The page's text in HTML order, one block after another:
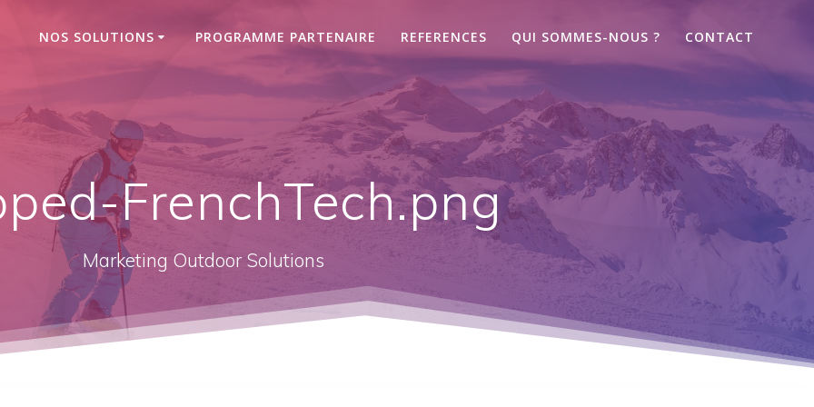
NOS SOLUTIONS PROGRAMME PARTENAIRE REFERENCES QUI SOMMES-NOUS ? CONTACT
FrenchTech.png
Marketing Outdoor Solutions